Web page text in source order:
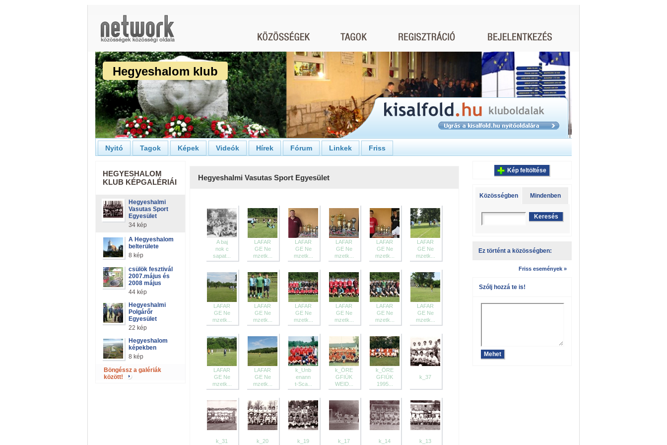
Hegyeshalom klub
Nyitó Tagok Képek Videók Hírek Fórum Linkek Friss
HEGYESHALOM
KLUB KÉPGALÉRIÁI
Hegyeshalmi
Vasutas Sport
Egyesület
34 kép
A Hegyeshalom
belterülete
8 kép
csülök fesztivál
2007.május és
2008 május
44 kép
Hegyeshalmi
Polgárőr
Egyesület
22 kép
Hegyeshalom
képekben
8 kép
Böngéssz a galériák
között!
Hegyeshalmi Vasutas Sport Egyesület
A baj
nok c
sapat...
LAFAR
GE Ne
mzetk...
LAFAR
GE Ne
mzetk...
LAFAR
GE Ne
mzetk...
LAFAR
GE Ne
mzetk...
LAFAR
GE Ne
mzetk...
LAFAR
GE Ne
mzetk...
LAFAR
GE Ne
mzetk...
LAFAR
GE Ne
mzetk...
LAFAR
GE Ne
mzetk...
LAFAR
GE Ne
mzetk...
LAFAR
GE Ne
mzetk...
LAFAR
GE Ne
mzetk...
LAFAR
GE Ne
mzetk...
k_Unb
enann
t-Sca...
k_ÖRE
GFIÚK
WEID...
k_ÖRE
GFIÚK
1995...
k_37
k_31 k_20 k_19 k_17 k_14 k_13
Kép feltöltése
Közösségben Mindenben
Ez történt a közösségben:
Friss események »
Szólj hozzá te is!